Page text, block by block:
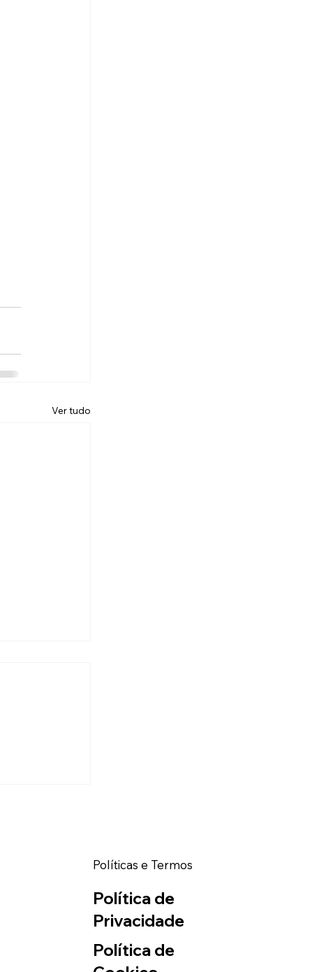
Ver tudo
Políticas e Termos
Política de
Privacidade
Política de